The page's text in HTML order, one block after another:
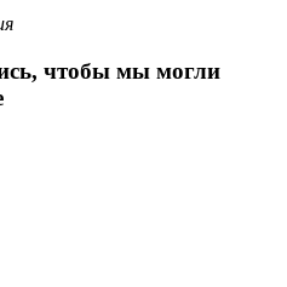
чтобы мы могли